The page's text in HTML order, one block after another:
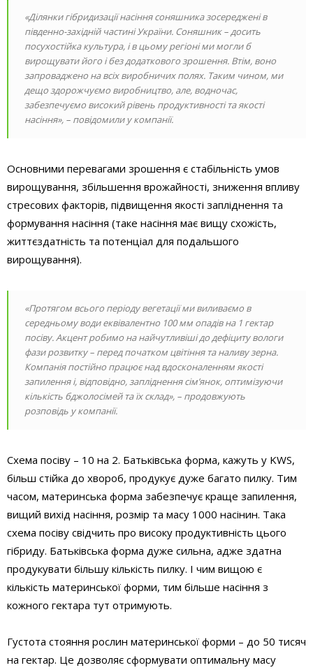
«Ділянки гібридизації насіння соняшника зосереджені в
південно-західній частині України. Соняшник – досить
посухостійка культура, і в цьому регіоні ми могли б
вирощувати його і без додаткового зрошення. Втім, воно
запроваджено на всіх виробничих полях. Таким чином, ми
дещо здорожчуємо виробництво, але, водночас,
забезпечуємо високий рівень продуктивності та якості
насіння», – повідомили у компанії.
Основними перевагами зрошення є стабільність умов
вирощування, збільшення врожайності, зниження впливу
стресових факторів, підвищення якості запліднення та
формування насіння (таке насіння має вищу схожість,
життєздатність та потенціал для подальшого
вирощування).
«Протягом всього періоду вегетації ми виливаємо в
середньому води еквівалентно 100 мм опадів на 1 гектар
посіву. Акцент робимо на найчутливіші до дефіциту вологи
фази розвитку – перед початком цвітіння та наливу зерна.
Компанія постійно працює над вдосконаленням якості
запилення і, відповідно, запліднення сімʼянок, оптимізуючи
кількість бджолосімей та їх склад», – продовжують
розповідь у компанії.
Схема посіву – 10 на 2. Батьківська форма, кажуть у KWS,
більш стійка до хвороб, продукує дуже багато пилку. Тим
часом, материнська форма забезпечує краще запилення,
вищий вихід насіння, розмір та масу 1000 насінин. Така
схема посіву свідчить про високу продуктивність цього
гібриду. Батьківська форма дуже сильна, адже здатна
продукувати більшу кількість пилку. І чим вищою є
кількість материнської форми, тим більше насіння з
кожного гектара тут отримують.
Густота стояння рослин материнської форми – до 50 тисяч
на гектар. Це дозволяє сформувати оптимальну масу